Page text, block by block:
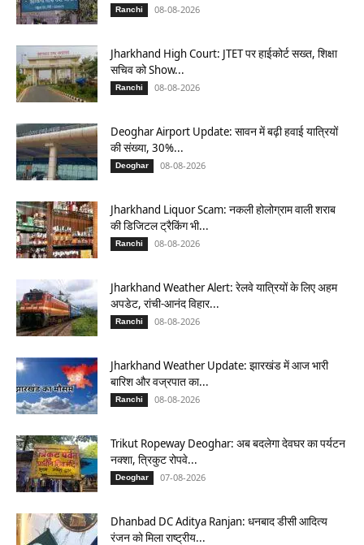
Ranchi 08-08-2026
Jharkhand High Court: JTET पर हाईकोर्ट सख्त, शिक्षा
सचिव को Show...
Ranchi 08-08-2026
Deoghar Airport Update: सावन में बढ़ी हवाई यात्रियों
की संख्या, 30%...
Deoghar 08-08-2026
Jharkhand Liquor Scam: नकली होलोग्राम वाली शराब
की डिजिटल ट्रैकिंग भी...
Ranchi 08-08-2026
Jharkhand Weather Alert: रेलवे यात्रियों के लिए अहम
अपडेट, रांची-आनंद विहार...
Ranchi 08-08-2026
Jharkhand Weather Update: झारखंड में आज भारी
बारिश और वज्रपात का...
Ranchi 08-08-2026
Trikut Ropeway Deoghar: अब बदलेगा देवघर का पर्यटन
नक्शा, त्रिकुट रोपवे...
Deoghar 07-08-2026
Dhanbad DC Aditya Ranjan: धनबाद डीसी आदित्य
रंजन को मिला राष्ट्रीय...